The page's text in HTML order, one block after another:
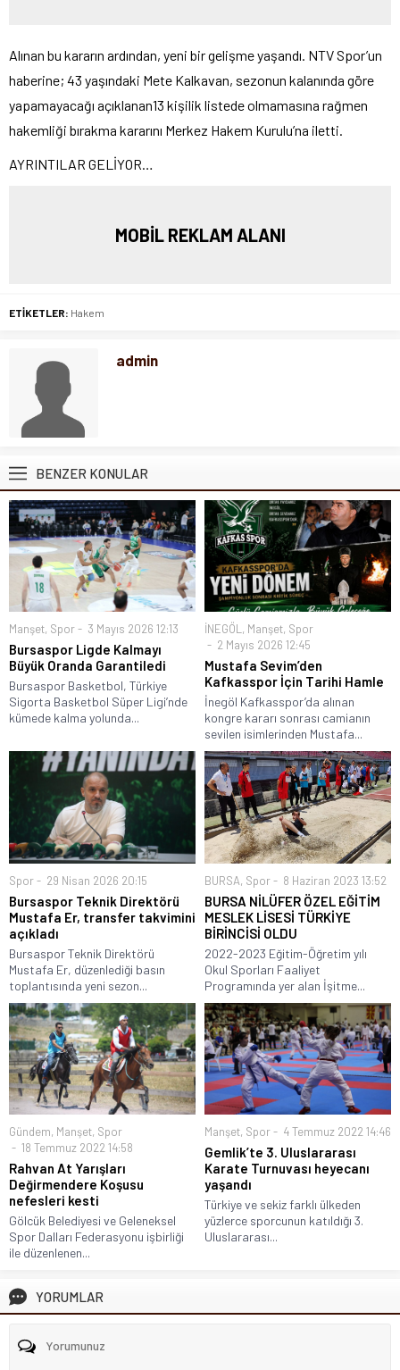
Alınan bu kararın ardından, yeni bir gelişme yaşandı. NTV Spor’un
haberine; 43 yaşındaki Mete Kalkavan, sezonun kalanında göre
yapamayacağı açıklanan13 kişilik listede olmamasına rağmen
hakemliği bırakma kararını Merkez Hakem Kurulu’na iletti.
AYRINTILAR GELİYOR…
MOBİL REKLAM ALANI
ETİKETLER: Hakem
admin
BENZER KONULAR
Manşet, Spor 3 Mayıs 2026 12:13
Bursaspor Ligde Kalmayı
Büyük Oranda Garantiledi
Bursaspor Basketbol, Türkiye
Sigorta Basketbol Süper Ligi’nde
kümede kalma yolunda...
İNEGÖL , Manşet, Spor
2 Mayıs 2026 12:45
Mustafa Sevim’den
Kafkasspor İçin Tarihi Hamle
İnegöl Kafkasspor’da alınan
kongre kararı sonrası camianın
sevilen isimlerinden Mustafa...
Spor 29 Nisan 2026 20:15
Bursaspor Teknik Direktörü
Mustafa Er, transfer takvimini
açıkladı
Bursaspor Teknik Direktörü
Mustafa Er, düzenlediği basın
toplantısında yeni sezon...
BURSA, Spor 8 Haziran 2023 13:52
BURSA NİLÜFER ÖZEL EĞİTİM
MESLEK LİSESİ TÜRKİYE
BİRİNCİSİ OLDU
2022-2023 Eğitim-Öğretim yılı
Okul Sporları Faaliyet
Programında yer alan İşitme...
Gündem, Manşet, Spor
18 Temmuz 2022 14:58
Rahvan At Yarışları
Değirmendere Koşusu
nefesleri kesti
Gölcük Belediyesi ve Geleneksel
Spor Dalları Federasyonu işbirliği
ile düzenlenen...
Manşet, Spor 4 Temmuz 2022 14:46
Gemlik’te 3. Uluslararası
Karate Turnuvası heyecanı
yaşandı
Türkiye ve sekiz farklı ülkeden
yüzlerce sporcunun katıldığı 3.
Uluslararası...
YORUMLAR